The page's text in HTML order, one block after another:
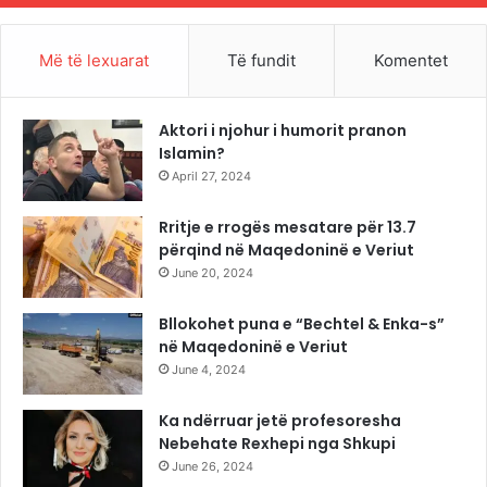
Më të lexuarat Të fundit Komentet
Aktori i njohur i humorit pranon
Islamin?
April 27, 2024
Rritje e rrogës mesatare për 13.7
përqind në Maqedoninë e Veriut
June 20, 2024
Bllokohet puna e “Bechtel & Enka-s”
në Maqedoninë e Veriut
June 4, 2024
Ka ndërruar jetë profesoresha
Nebehate Rexhepi nga Shkupi
June 26, 2024